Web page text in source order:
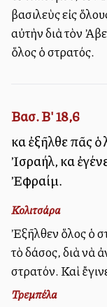
βασιλεὺς εἰς
αὐτὴν διὰ τὸν
ὅλος ὁ στρατός.
Βασ. Β' 18,6
καὶ ἐξῆλθε πᾶς
Ἰσραήλ, καὶ
Ἐφραίμ.
Κολιτσάρα
Ἐξῆλθεν ὅλος ὁ
τὸ δάσος, διὰ νὰ
στρατόν. Καὶ
Τρεμπέλα